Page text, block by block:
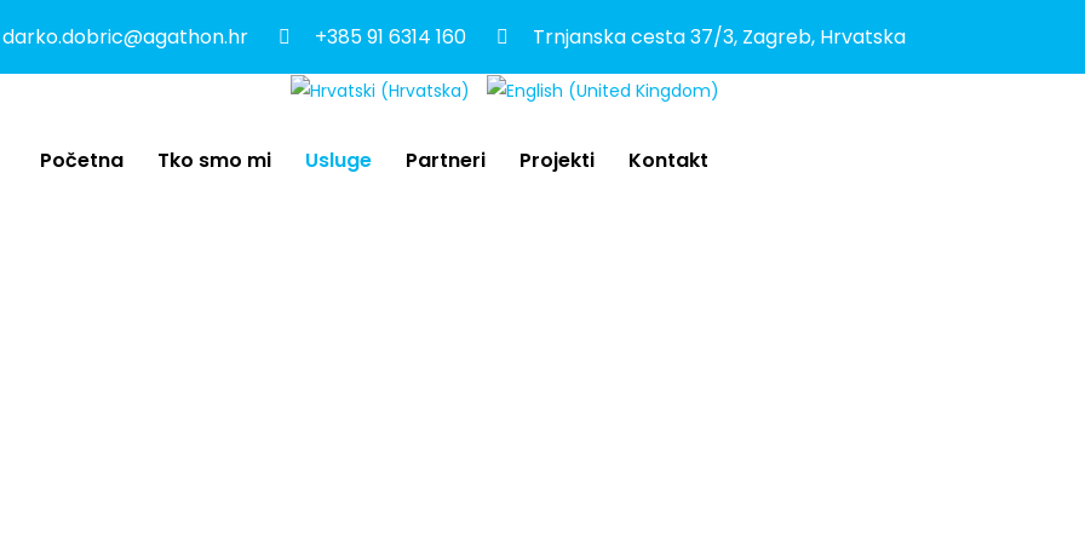
darko.dobric@agathon.hr +385 91 6314 160 Trnjanska cesta 37/3, Zagreb, Hrvatska
Početna Tko smo mi Usluge Partneri Projekti Kontakt